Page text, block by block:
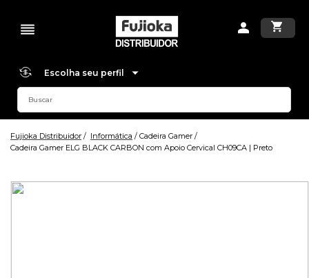
Escolha seu perfil
Fujioka Distribuidor Informática
Cadeira Gamer
Cadeira Gamer ELG BLACK CARBON com Apoio Cervical CH09CA | Preto